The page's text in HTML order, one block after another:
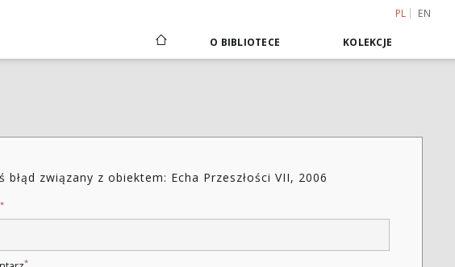
PL EN
O BIBLIOTECE KOLEKCJE
błąd związany z obiektem: Echa Przeszłości VII, 2006
*
*